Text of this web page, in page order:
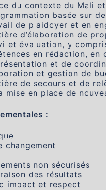
du contexte du Mali
basée sur
de plaidoyer et en
d’élaboration de
et évaluation, y
en rédaction,
et de
et gestion de
de secours et de
mise en place de
:
changement
non sécurisés
des résultats
impact et respect